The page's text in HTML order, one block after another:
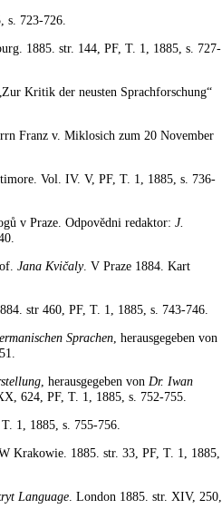
s. 723-726.
1885. str. 144, PF, T. 1, 1885, s. 727-
Kritik der neusten Sprachforschung“
Franz v. Miklosich zum 20 November
Vol. IV. V, PF, T. 1, 1885, s. 736-
v Praze. Odpovĕdni redaktor: J.
Jana Kvičaly. V Praze 1884. Kart
str 460, PF, T. 1, 1885, s. 743-746.
Sprachen, herausgegeben von
, herausgegeben von Dr. Iwan
624, PF, T. 1, 1885, s. 752-755.
1, 1885, s. 755-756.
Krakowie. 1885. str. 33, PF, T. 1, 1885,
Language. London 1885. str. XIV, 250,